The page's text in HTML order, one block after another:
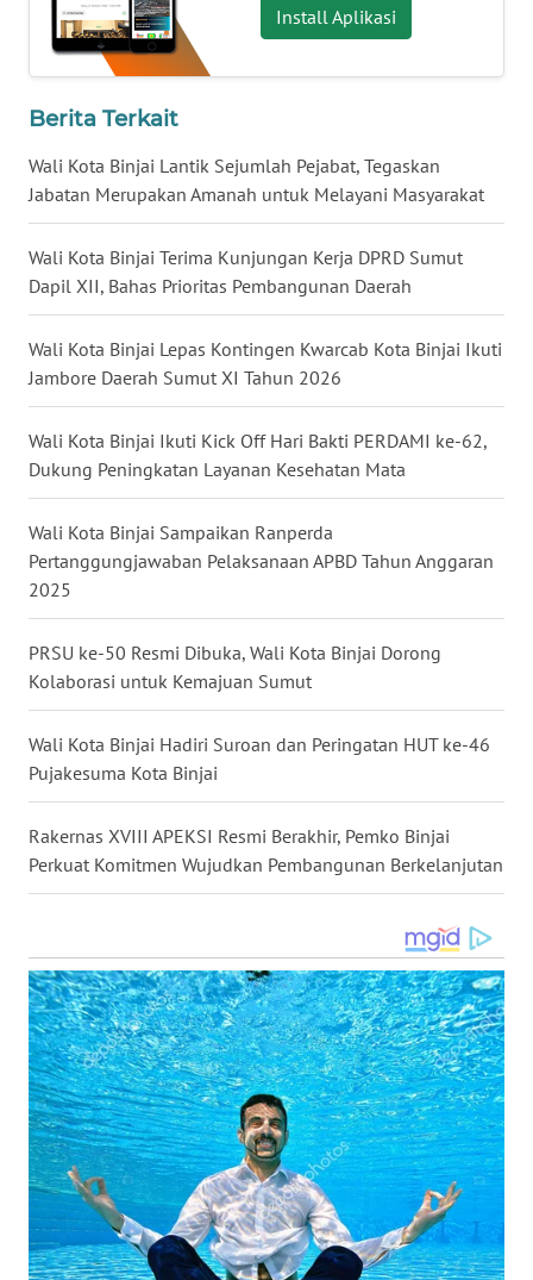
Install Aplikasi
Berita Terkait
Wali Kota Binjai Lantik Sejumlah Pejabat, Tegaskan
Jabatan Merupakan Amanah untuk Melayani Masyarakat
Wali Kota Binjai Terima Kunjungan Kerja DPRD Sumut
Dapil XII, Bahas Prioritas Pembangunan Daerah
Wali Kota Binjai Lepas Kontingen Kwarcab Kota Binjai Ikuti
Jambore Daerah Sumut XI Tahun 2026
Wali Kota Binjai Ikuti Kick Off Hari Bakti PERDAMI ke-62,
Dukung Peningkatan Layanan Kesehatan Mata
Wali Kota Binjai Sampaikan Ranperda
Pertanggungjawaban Pelaksanaan APBD Tahun Anggaran
2025
PRSU ke-50 Resmi Dibuka, Wali Kota Binjai Dorong
Kolaborasi untuk Kemajuan Sumut
Wali Kota Binjai Hadiri Suroan dan Peringatan HUT ke-46
Pujakesuma Kota Binjai
Rakernas XVIII APEKSI Resmi Berakhir, Pemko Binjai
Perkuat Komitmen Wujudkan Pembangunan Berkelanjutan
WN
MALUT
WN
DAIRI
WN
DANAU
TOBA
WN
WN
SELATAN
WN
TANJUNG
LESUNG
WN
KARO
WN
SIMALUNGUN
WN
WN
TAPANULI
TENGAH
WN DELI
SERDANG
WN
TEBING
TINGGI